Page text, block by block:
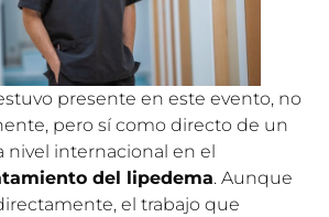
presente en este evento, no
pero sí como directo de un
internacional en el
del lipedema. Aunque
el trabajo que